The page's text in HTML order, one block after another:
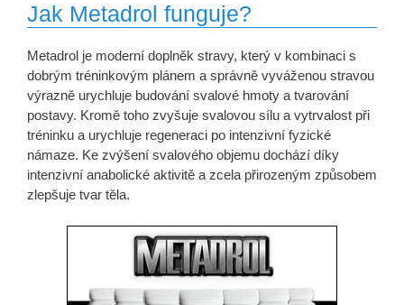
Jak Metadrol funguje?
Metadrol je moderní doplněk stravy, který v kombinaci s
dobrým tréninkovým plánem a správně vyváženou stravou
výrazně urychluje budování svalové hmoty a tvarování
postavy. Kromě toho zvyšuje svalovou sílu a vytrvalost při
tréninku a urychluje regeneraci po intenzivní fyzické
námaze. Ke zvýšení svalového objemu dochází díky
intenzivní anabolické aktivitě a zcela přirozeným způsobem
zlepšuje tvar těla.